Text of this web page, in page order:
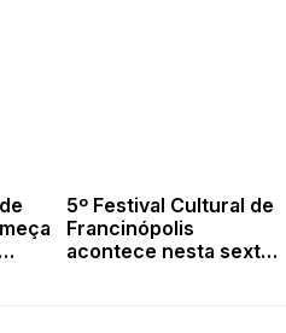
5º Festival Cultural de
Francinópolis
acontece nesta sexta